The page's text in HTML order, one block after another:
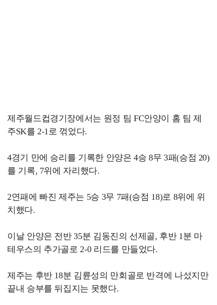
제주월드컵경기장에서는 원정 팀 FC안양이 홈 팀 제
주SK를 2-1로 꺾었다.
4경기 만에 승리를 기록한 안양은 4승 8무 3패(승점 20)
를 기록, 7위에 자리했다.
2연패에 빠진 제주는 5승 3무 7패(승점 18)로 8위에 위
치했다.
이날 안양은 전반 35분 김동진의 선제골, 후반 1분 마
테우스의 추가골로 2-0 리드를 만들었다.
제주는 후반 18분 김륜성의 만회골로 반격에 나섰지만
끝내 승부를 뒤집지는 못했다.